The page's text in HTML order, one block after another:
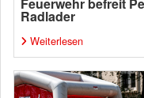
Radlader
Weiterlesen